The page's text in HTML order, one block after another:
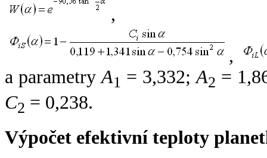
,
,
a parametryA1 = 3,332;A2 =
C2 = 0,238.
Výpočet efektivní teploty